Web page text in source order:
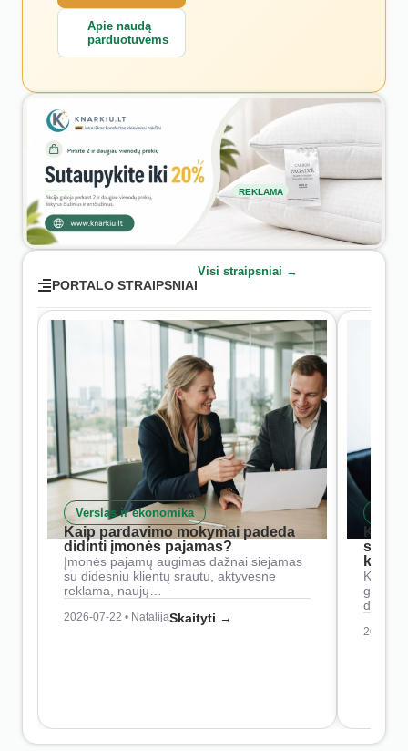
Apie naudą
parduotuvėms
REKLAMA
PORTALO STRAIPSNIAI
Visi straipsniai →
Verslas ir ekonomika
Kaip pardavimo mokymai padeda
didinti įmonės pajamas?
Įmonės pajamų augimas dažnai siejamas
su didesniu klientų srautu, aktyvesne
reklama, naujų…
2026-07-22 • NatalijaSkaityti →
Kaip
2026-